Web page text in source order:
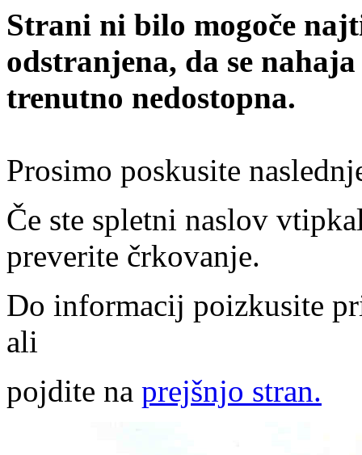
Strani ni bilo mogoče
odstranjena, da se
trenutno nedostopna.
Prosimo poskusite
Če ste spletni naslov
preverite črkovanje.
Do informacij poizkusite
ali
pojdite na prejšnjo stran.